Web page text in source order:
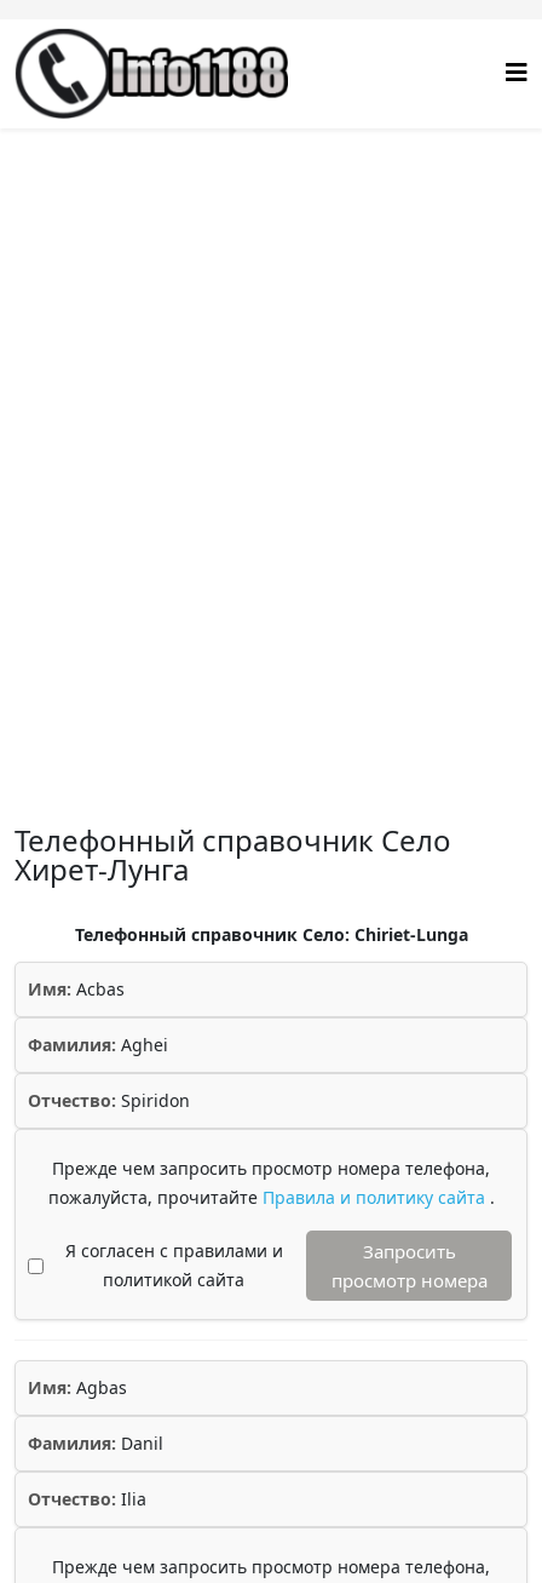
Телефонный справочник Село
Хирет-Лунга
Телефонный справочник Село: Chiriet-Lunga
Имя: Acbas
Фамилия: Aghei
Отчество: Spiridon
Прежде чем запросить просмотр номера телефона,
пожалуйста, прочитайте Правила и политику сайта .
Я согласен с правилами и
политикой сайта
Запросить
просмотр номера
Имя: Agbas
Фамилия: Danil
Отчество: Ilia
Прежде чем запросить просмотр номера телефона,